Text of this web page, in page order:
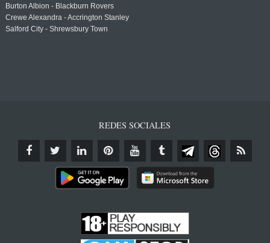
Burton Albion - Blackburn Rovers
Crewe Alexandra - Accrington Stanley
Salford City - Shrewsbury Town
REDES SOCIALES